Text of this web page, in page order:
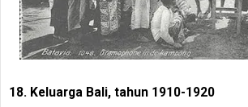
18. Keluarga Bali, tahun 1910-1920